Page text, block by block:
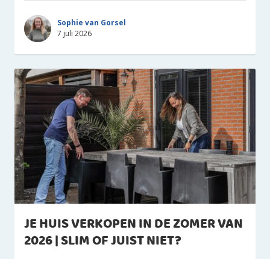
Sophie van Gorsel
7 juli 2026
JE HUIS VERKOPEN IN DE ZOMER VAN
2026 | SLIM OF JUIST NIET?